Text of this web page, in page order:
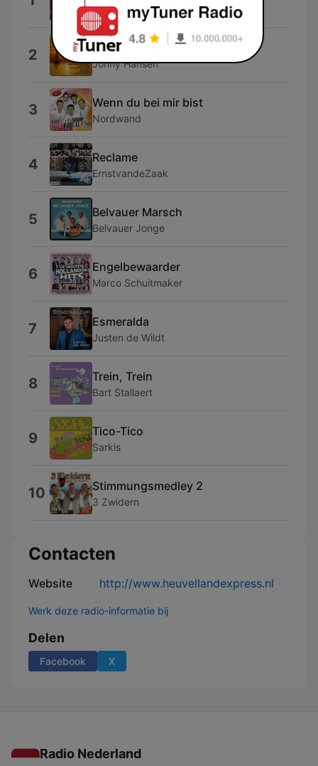
The Black Devils
2 Junge komm bald wieder
Jonny Hansen
3 Wenn du bei mir bist
Nordwand
4 Reclame
ErnstvandeZaak
5 Belvauer Marsch
Belvauer Jonge
6 Engelbewaarder
Marco Schuitmaker
7 Esmeralda
Justen de Wildt
8 Trein, Trein
Bart Stallaert
9 Tico-Tico
Sarkis
10 Stimmungsmedley 2
3 Zwidern
Contacten
Website http://www.heuvellandexpress.nl
Werk deze radio-informatie bij
Delen
Facebook X
Radio Nederland